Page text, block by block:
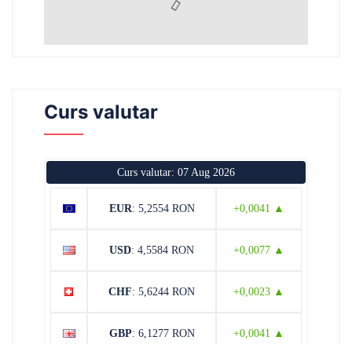
Curs valutar
Curs valutar: 07 Aug 2026
EUR: 5,2554 RON +0,0041 ▲
USD: 4,5584 RON +0,0077 ▲
CHF: 5,6244 RON +0,0023 ▲
GBP: 6,1277 RON +0,0041 ▲